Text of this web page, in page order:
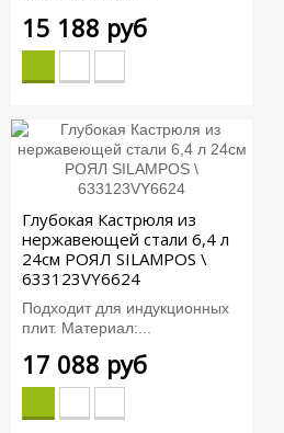
15 188 руб
Глубокая Кастрюля из
нержавеющей стали 6,4 л
24см РОЯЛ SILAMPOS \
633123VY6624
Подходит для индукционных
плит. Материал:...
17 088 руб